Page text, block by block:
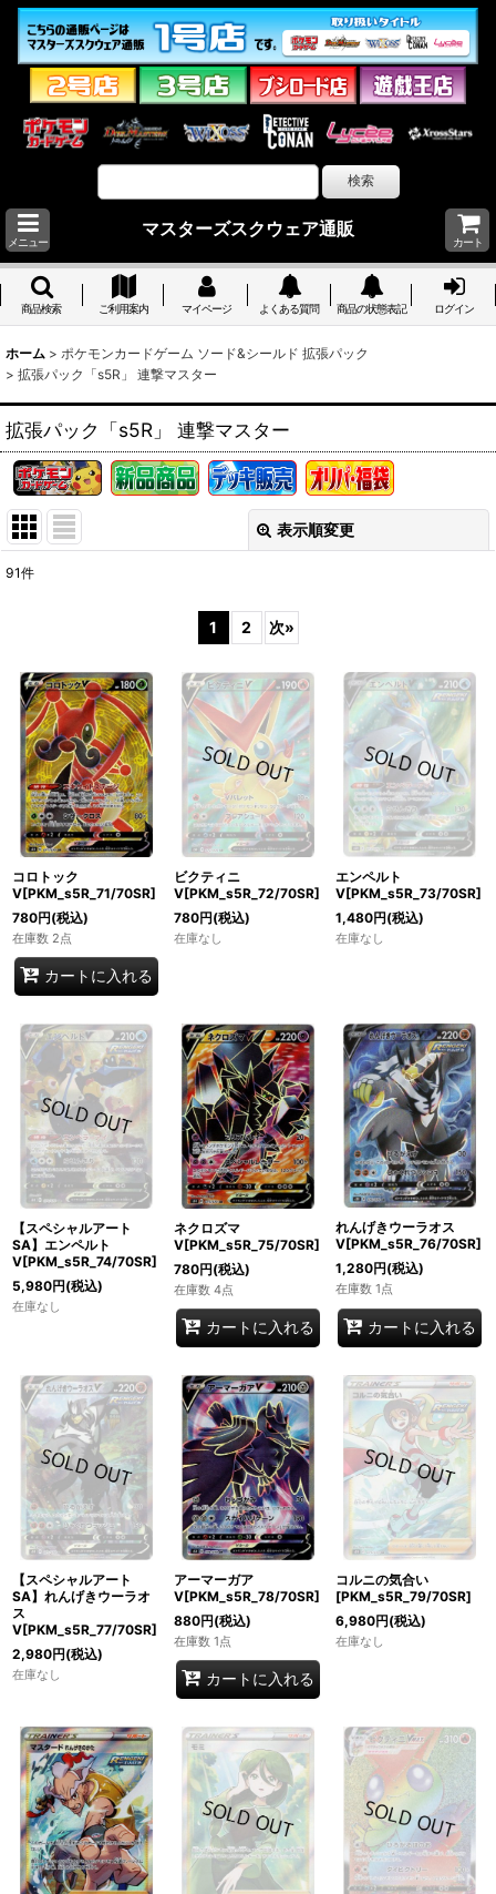
メニュー
マスターズスクウェア通販
カート
商品検索 ご利用案内 マイページ よくある質問 商品の状態表記 ログイン
ホーム > ポケモンカードゲーム ソード&シールド 拡張パック
> 拡張パック「s5R」 連撃マスター
拡張パック「s5R」 連撃マスター
表示順変更
並び順:
絞り込む
91件
1 2 次»
コロトック
V[PKM_s5R_71/70SR]
780円(税込)
在庫数 2点
カートに入れる
ビクティニ
V[PKM_s5R_72/70SR]
780円(税込)
在庫なし
エンペルト
V[PKM_s5R_73/70SR]
1,480円(税込)
在庫なし
【スペシャルアート
SA】エンペルト
V[PKM_s5R_74/70SR]
5,980円(税込)
在庫なし
ネクロズマ
V[PKM_s5R_75/70SR]
780円(税込)
在庫数 4点
カートに入れる
れんげきウーラオス
V[PKM_s5R_76/70SR]
1,280円(税込)
在庫数 1点
カートに入れる
【スペシャルアート
SA】れんげきウーラオ
ス
V[PKM_s5R_77/70SR]
2,980円(税込)
在庫なし
アーマーガア
V[PKM_s5R_78/70SR]
880円(税込)
在庫数 1点
カートに入れる
コルニの気合い
[PKM_s5R_79/70SR]
6,980円(税込)
在庫なし